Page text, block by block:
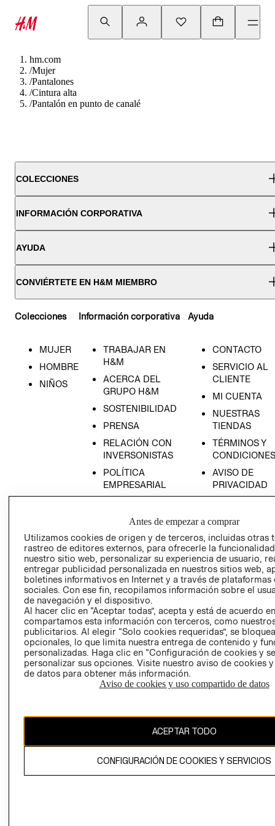
hm.com
/Mujer
/Pantalones
/Cintura alta
/Pantalón en punto de canalé
COLECCIONES
INFORMACIÓN CORPORATIVA
AYUDA
CONVIÉRTETE EN H&M MIEMBRO
Colecciones
MUJER
HOMBRE
NIÑOS
Información corporativa
TRABAJAR EN
H&M
ACERCA DEL
GRUPO H&M
SOSTENIBILIDAD
PRENSA
RELACIÓN CON
INVERSONISTAS
POLÍTICA
EMPRESARIAL
Ayuda
CONTACTO
SERVICIO AL
CLIENTE
MI CUENTA
NUESTRAS
TIENDAS
TÉRMINOS Y
CONDICIONES
AVISO DE
PRIVACIDAD
AVISO DE
LIBRO DE
Ecuador ($)
CAMBIAR REGIÓN
propiedad de H&M Hennes & Mauritz AB.
Antes de empezar a comprar
Utilizamos cookies de origen y de terceros, incluidas otras
rastreo de editores externos, para ofrecerle la
nuestro sitio web, personalizar su experiencia de usuario,
entregar publicidad personalizada en nuestros sitios web,
boletines informativos en Internet y a través de plataformas
sociales. Con ese fin, recopilamos información sobre el
de navegación y el dispositivo.
Al hacer clic en “Aceptar todas”, acepta y está de acuerdo
compartamos esta información con terceros, como
publicitarios. Al elegir “Solo cookies requeridas”, se
opcionales, lo que limita nuestra entrega de contenido y
personalizadas. Haga clic en “Configuración de cookies y
personalizar sus opciones. Visite nuestro aviso de cookies
de datos para obtener más información.
Aviso de cookies y uso compartido de datos
ACEPTAR TODO
CONFIGURACIÓN DE COOKIES Y SERVICIOS